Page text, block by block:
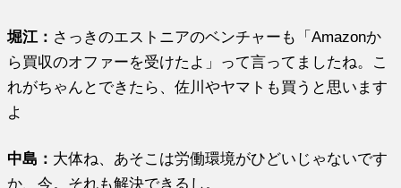
堀江 ： さっきのエストニアのベンチャーも「Amazonか
ら買収のオファーを受けたよ」って言ってましたね。こ
れがちゃんとできたら、佐川やヤマトも買うと思います
よ
中島： 大体ね、あそこは労働環境がひどいじゃないです
か、今。それも解決できるし。